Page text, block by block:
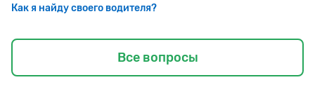
Как я найду своего водителя?
Все вопросы